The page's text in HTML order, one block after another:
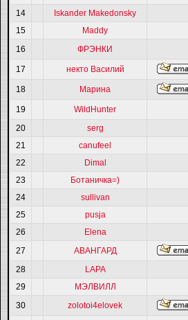
14
Iskander Makedonsky
15
Maddy
16
ФРЭНКИ
17 некто Василий
18 Марина
19
WildHunter
20
serg
21
canufeel
22
Dimal
23
Ботаничка=)
24
sullivan
25
pusja
26
Elena
27
АВАНГАРД
28
LAPA
29
МЭЛВИЛЛ
30
zolotoi4elovek